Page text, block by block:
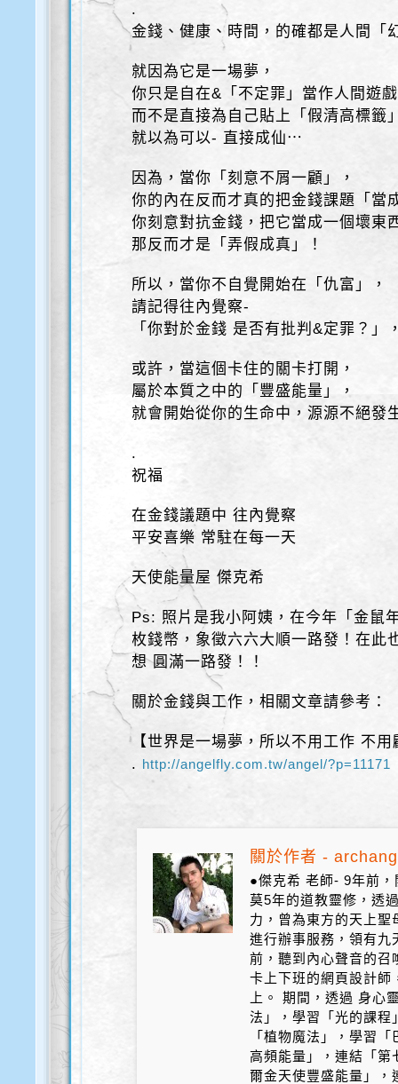
.
金錢、健康、時間，的確都是人間「
就因為它是一場夢，
你只是自在&「不定罪」當作人間遊
而不是直接為自己貼上「假清高標籤
就以為可以- 直接成仙⋯
因為，當你「刻意不屑一顧」，
你的內在反而才真的把金錢課題「當
你刻意對抗金錢，把它當成一個壞東
那反而才是「弄假成真」！
所以，當你不自覺開始在「仇富」，
請記得往內覺察-
「你對於金錢 是否有批判&定罪？」
或許，當這個卡住的關卡打開，
屬於本質之中的「豐盛能量」，
就會開始從你的生命中，源源不絕發
.
祝福
在金錢議題中 往內覺察
平安喜樂 常駐在每一天
天使能量屋 傑克希
Ps: 照片是我小阿姨，在今年「金鼠
枚錢幣，象徵六六大順一路發！在此
想 圓滿一路發！！
關於金錢與工作，相關文章請參考：
【世界是一場夢，所以不用工作 不
. http://angelfly.com.tw/angel/?p=11171
關於作者 -
●傑克希 老師- 9年前
莫5年的道教靈修，透
力，曾為東方的天上
進行辦事服務，領有
前，聽到內心聲音的召
卡上下班的網頁設計師
上。 期間，透過 身心
法」，學習「光的課程
「植物魔法」，學習
高頻能量」，連結「第
爾金天使豐盛能量」，